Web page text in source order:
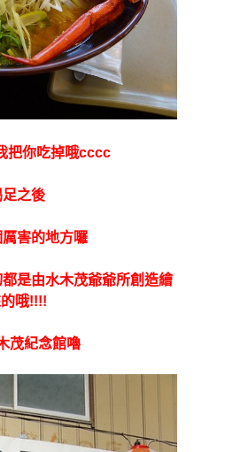
把你吃掉哦cccc
足之後
害的地方囉
是由水木茂爺爺所創造繪
哦!!!!
茂紀念館嚕